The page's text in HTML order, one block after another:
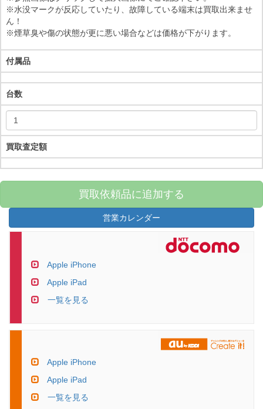
※水没マークが反応していたり、故障している端末は買取出来ませ
ん！
※煙草臭や傷の状態が更に悪い場合などは価格が下がります。
付属品
台数
買取査定額
買取依頼品に追加する
営業カレンダー
Apple iPhone
Apple iPad
一覧を見る
Apple iPhone
Apple iPad
一覧を見る